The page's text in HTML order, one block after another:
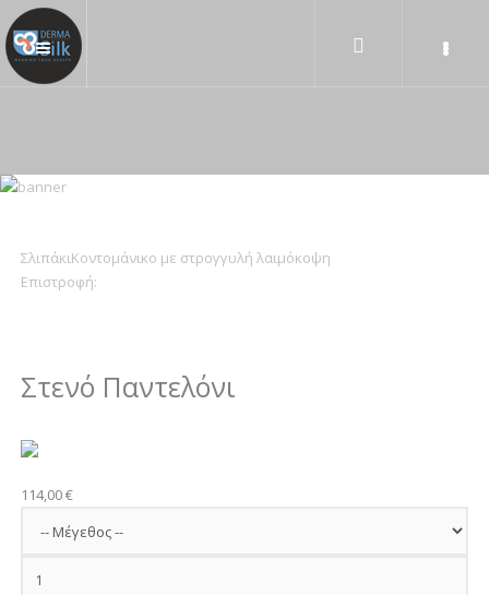
ΣλιπάκιΚοντομάνικο με στρογγυλή λαιμόκοψη
Επιστροφή:
Στενό Παντελόνι
114,00 €